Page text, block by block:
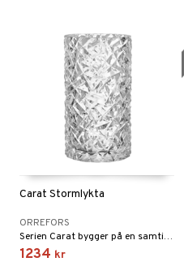
Carat Stormlykta
ORREFORS
Serien Carat bygger på en samtida tolkning av traditionell glasslipning som har gjort Orrefors världsberömt.
1234 kr